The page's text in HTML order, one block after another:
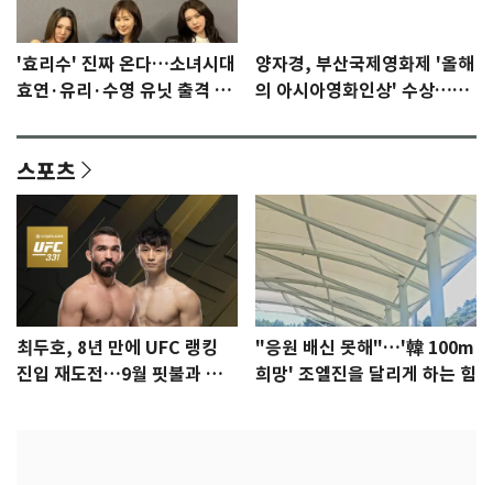
'효리수' 진짜 온다…소녀시대
효연·유리·수영 유닛 출격 [N
양자경, 부산국제영화제 '올해
의 아시아영화인상' 수상…15
스포츠
최두호, 8년 만에 UFC 랭킹
진입 재도전…9월 핏불과 대
"응원 배신 못해"…'韓 100m
희망' 조엘진을 달리게 하는 힘